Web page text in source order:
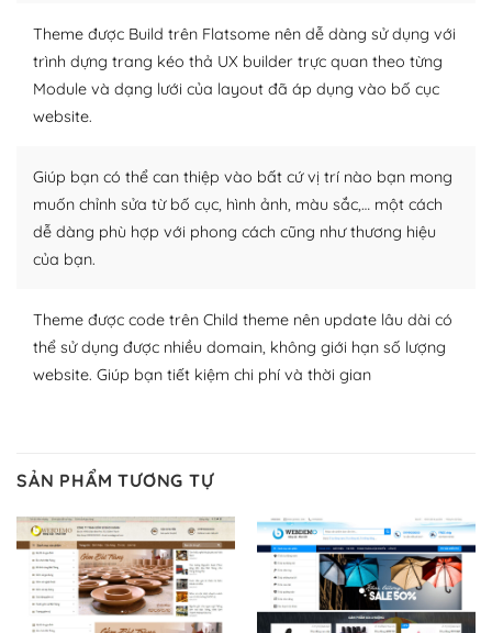
Plugin mở rộng là thành phần cài đặt thêm vào
WordPress để tăng thêm các tính năng cần thiết. Có
nhiều plugin trả phí hoặc miễn phí.
plugin của WordPress rất phong phú. Bạn có thể thỏa
thích chọn lựa plugin và themes phù hợp cho mục đích
lập website của mình.
WordPress đa dạng plugin và themes
– Dễ sử dụng
Với mọi Hosting bất kỳ thì WordPress đều có thể dễ
Và bạn có toàn quyền tự do khi quyết định nơi lưu trữ
trang web WordPress của bạn.
Dễ dàng lựa chọn Hosting cho website WordPress
– Bảo mật cực tốt
Vì WordPress hiện là nền tảng xây dựng trang web và
Theme được Build trên Flatsome nên dễ dàng sử dụng với
trình dựng trang kéo thả UX builder trực quan theo từng
Module và dạng lưới của layout đã áp dụng vào bố cục
website.
Giúp bạn có thể can thiệp vào bất cứ vị trí nào bạn mong
muốn chỉnh sửa từ bố cục, hình ảnh, màu sắc,… một cách
dễ dàng phù hợp với phong cách cũng như thương hiệu
của bạn.
Theme được code trên Child theme nên update lâu dài có
thể sử dụng được nhiều domain, không giới hạn số lượng
website. Giúp bạn tiết kiệm chi phí và thời gian
SẢN PHẨM TƯƠNG TỰ